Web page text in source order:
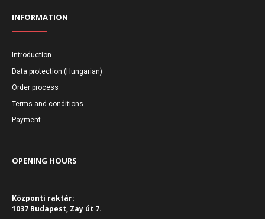
INFORMATION
Introduction
Data protection (Hungarian)
Order process
Terms and conditions
Payment
OPENING HOURS
Központi raktár:
1037 Budapest, Zay út 7.